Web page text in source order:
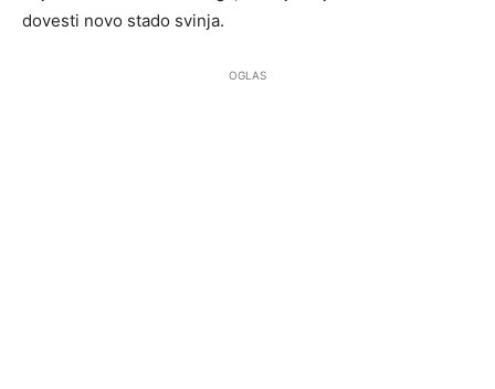
dovesti novo stado svinja.
OGLAS